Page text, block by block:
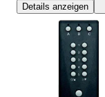
Details anzeigen